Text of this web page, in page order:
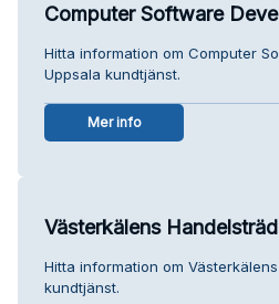
Computer Software
Hitta information om Computer
Uppsala kundtjänst.
Mer info
Västerkälens
Hitta information om
kundtjänst.